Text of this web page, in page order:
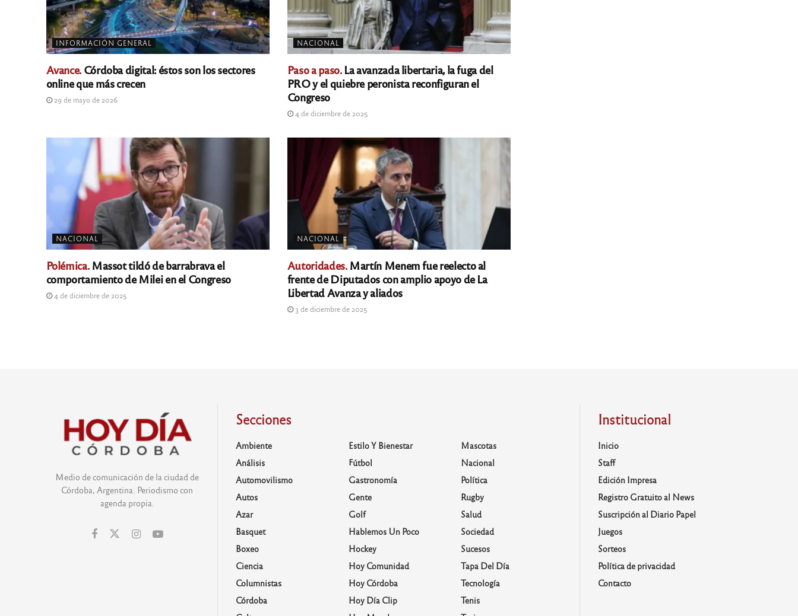
INFORMACIÓN GENERAL
Avance.Córdoba digital: éstos son los sectores
online que más crecen
29 de mayo de 2026
NACIONAL
Paso a paso.La avanzada libertaria, la fuga del
PRO y el quiebre peronista reconfiguran el
Congreso
4 de diciembre de 2025
NACIONAL
Polémica.Massot tildó de barrabrava el
comportamiento de Milei en el Congreso
4 de diciembre de 2025
NACIONAL
Autoridades.Martín Menem fue reelecto al
frente de Diputados con amplio apoyo de La
Libertad Avanza y aliados
3 de diciembre de 2025
Medio de comunicación de la ciudad de
Córdoba, Argentina. Periodismo con
agenda propia.
Secciones
Ambiente
Análisis
Automovilismo
Autos
Azar
Basquet
Boxeo
Ciencia
Columnistas
Córdoba
Estilo Y Bienestar
Fútbol
Gastronomía
Gente
Golf
Hablemos Un Poco
Hockey
Hoy Comunidad
Hoy Córdoba
Hoy Día Clip
Mascotas
Nacional
Política
Rugby
Salud
Sociedad
Sucesos
Tapa Del Día
Tecnología
Tenis
Institucional
Inicio
Staff
Edición Impresa
Registro Gratuito al News
Suscripción al Diario Papel
Juegos
Sorteos
Política de privacidad
Contacto